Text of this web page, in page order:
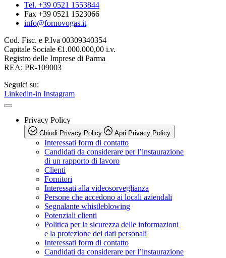
Tel. +39 0521 1553844
Fax +39 0521 1523066
info@fornovogas.it
Cod. Fisc. e P.Iva 00309340354
Capitale Sociale €1.000.000,00 i.v.
Registro delle Imprese di Parma
REA: PR-109003
Seguici su:
Linkedin-in Instagram
Privacy Policy
Chiudi Privacy Policy Apri Privacy Policy
Interessati form di contatto
Candidati da considerare per l’instaurazione
di un rapporto di lavoro
Clienti
Fornitori
Interessati alla videosorveglianza
Persone che accedono ai locali aziendali
Segnalante whistleblowing
Potenziali clienti
Politica per la sicurezza delle informazioni
e la protezione dei dati personali
Interessati form di contatto
Candidati da considerare per l’instaurazione